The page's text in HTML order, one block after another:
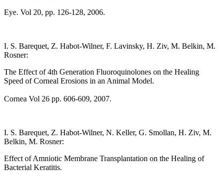
Eye. Vol 20, pp. 126-128, 2006.
I. S. Barequet, Z. Habot-Wilner, F. Lavinsky, H. Ziv, M. Belkin, M.
Rosner:
The Effect of 4th Generation Fluoroquinolones on the Healing
Speed of Corneal Erosions in an Animal Model.
Cornea Vol 26 pp. 606-609, 2007.
I. S. Barequet, Z. Habot-Wilner, N. Keller, G. Smollan, H. Ziv, M.
Belkin, M. Rosner:
Effect of Amniotic Membrane Transplantation on the Healing of
Bacterial Keratitis.